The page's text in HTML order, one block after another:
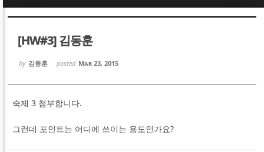
[HW#3] 김동훈
by 김동훈 posted Mar 23, 2015
숙제 3 첨부합니다.
그런데 포인트는 어디에 쓰이는 용도인가요?
Sketchbook5, 스케치북5
Sketchbook5, 스케치북5
Sketchbook5, 스케치북5
Sketchbook5, 스케치북5